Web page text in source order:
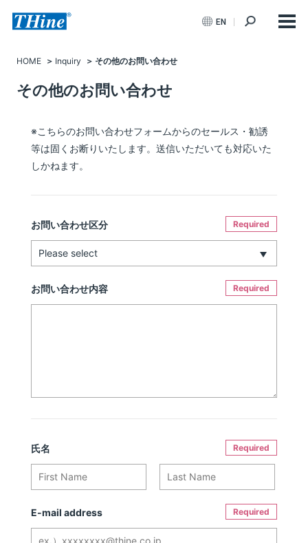
EN
HOME Inquiry その他のお問い合わせ
その他のお問い合わせ
※こちらのお問い合わせフォームからのセールス・勧誘
等は固くお断りいたします。送信いただいても対応いた
しかねます。
お問い合わせ区分 Required
お問い合わせ内容 Required
氏名 Required
E-mail address Required